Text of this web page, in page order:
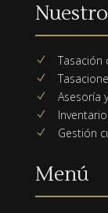
N Tasación
N
N Asesoría
N
N Gestión
Menú